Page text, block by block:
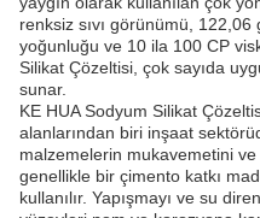
renksiz sıvı görünümü, 122,06
yoğunluğu ve 10 ila 100 CP
Silikat Çözeltisi, çok sayıda
sunar.
KE HUA Sodyum Silikat
alanlarından biri inşaat
malzemelerin mukavemetini ve
genellikle bir çimento katkı
kullanılır. Yapışmayı ve su